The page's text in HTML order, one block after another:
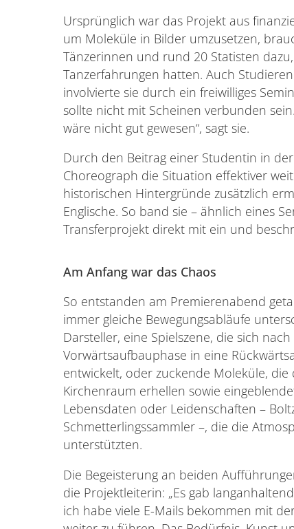
Ursprünglich war das Projekt aus
um Moleküle in Bilder umzusetzen,
Tänzerinnen und rund 20 Statisten
Tanzerfahrungen hatten. Auch
involvierte sie durch ein freiwilliges
sollte nicht mit Scheinen verbunden
wäre nicht gut gewesen“, sagt sie.
Durch den Beitrag einer Studentin in
Choreograph die Situation effektiver
historischen Hintergründe zusätzlich
Englische. So band sie – ähnlich eines
Transferprojekt direkt mit ein und
Am Anfang war das Chaos
So entstanden am Premierenabend
immer gleiche Bewegungsabläufe
Darsteller, eine Spielszene, die sich
Vorwärtsaufbauphase in eine
entwickelt, oder zuckende Moleküle,
Kirchenraum erhellen sowie
Lebensdaten oder Leidenschaften –
Schmetterlingssammler –, die die
unterstützten.
Die Begeisterung an beiden
die Projektleiterin: „Es gab
ich habe viele E-Mails bekommen mit